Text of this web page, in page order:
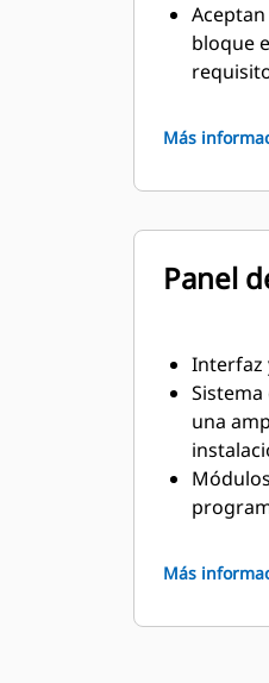
bloque
norma
Más
Panel
Interfaz
una
del
Más